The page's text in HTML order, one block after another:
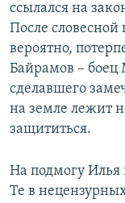
ссылался на
После
вероятно,
Байрамов – боец
сделавшего
на земле лежит
защититься.
На подмогу Илья
Те в